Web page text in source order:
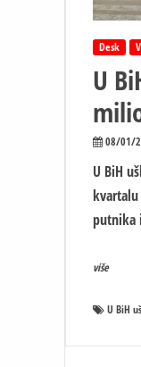
Desk
U
08/01/
U BiH
putnika
više
U BiH